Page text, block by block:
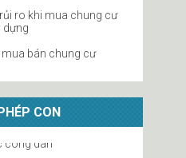
mua bán chung cư
sổ đỏ cho mảnh đất
viết tay tại...
ở xã hội ẩn chứa
CON
ĐĂNG KÝ KINH DOANH